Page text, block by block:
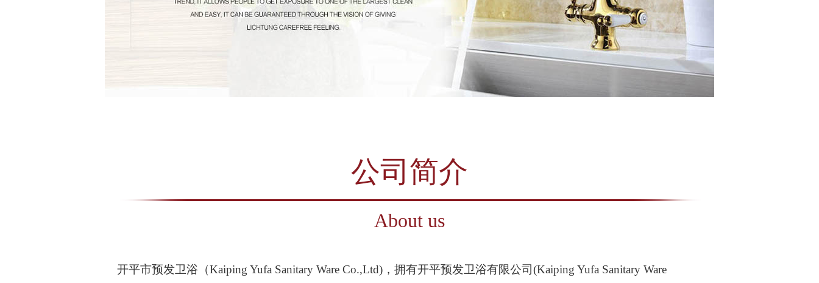
公司简介
About us
开平市预发卫浴（Kaiping Yufa Sanitary Ware Co.,Ltd)，拥有开平预发卫浴有限公司(Kaiping Yufa Sanitary Ware